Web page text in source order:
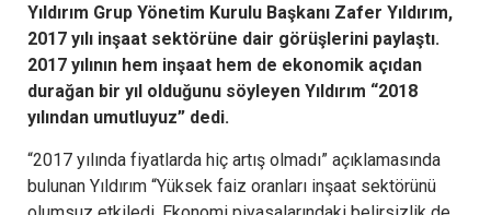
Yıldırım Grup Yönetim Kurulu Başkanı Zafer Yıldırım,
2017 yılı inşaat sektörüne dair görüşlerini paylaştı.
2017 yılının hem inşaat hem de ekonomik açıdan
durağan bir yıl olduğunu söyleyen Yıldırım “2018
yılından umutluyuz” dedi.
“2017 yılında fiyatlarda hiç artış olmadı” açıklamasında
bulunan Yıldırım “Yüksek faiz oranları inşaat sektörünü